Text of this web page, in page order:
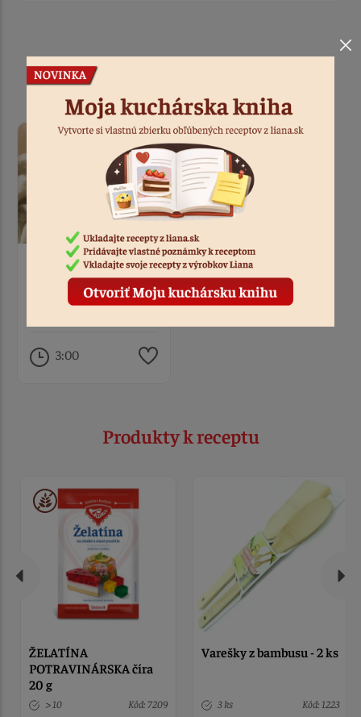
Eliška
Bezlepkový krupicový
3:00
Produkty k receptu
ŽELATÍNA
POTRAVINÁRSKA číra
20 g
> 10 Kód: 7209
Varešky z bambusu - 2 ks
3 ks Kód: 1223